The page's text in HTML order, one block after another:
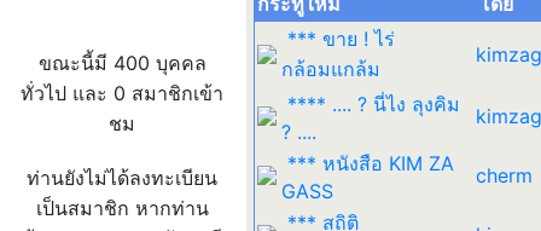
ขณะนี้มี 400 บุคคล
ทั่วไป และ 0 สมาชิกเข้า
ชม
ท่านยังไม่ได้ลงทะเบียน
เป็นสมาชิก หากท่าน
*** ขาย ! ไร่
กล้อมแกล้ม
**** .... ? นี่ไง ลุงคิม
? ....
*** หนังสือ KIM ZA
GASS
cherm
*** สถิติ